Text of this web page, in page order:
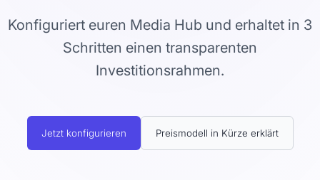
Konfiguriert euren Media Hub und erhaltet in 3
Schritten einen transparenten
Investitionsrahmen.
Jetzt konfigurieren Preismodell in Kürze erklärt